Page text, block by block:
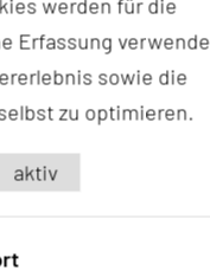
seiner
(KI). Diese soll
in der Verwaltung
der Mitarbeitenden
Versorgungsqualität
„KI und
die Möglichkeit,
Erfassung
sowie die
zu optimieren.
aktiv